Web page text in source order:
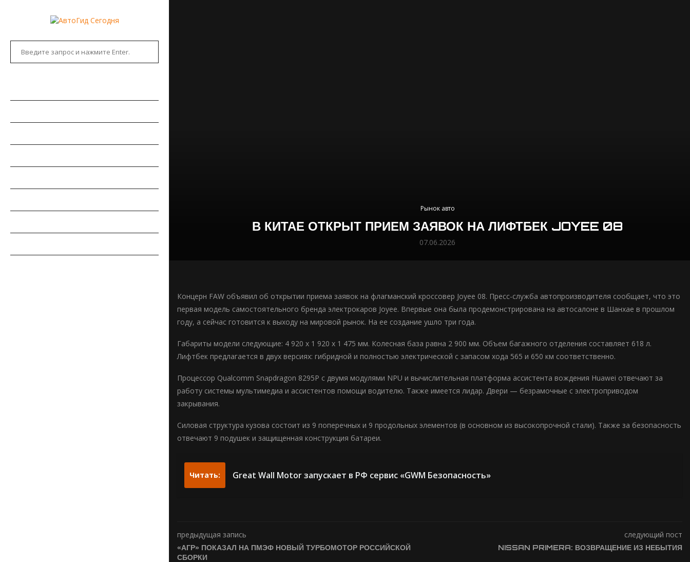
Рынок авто
В КИТАЕ ОТКРЫТ ПРИЕМ ЗАЯВОК НА ЛИФТБЕК JOYEE 08
07.06.2026
Концерн FAW объявил об открытии приема заявок на флагманский кроссовер Joyee 08. Пресс-служба автопроизводителя сообщает, что это
первая модель самостоятельного бренда электрокаров Joyee. Впервые она была продемонстрирована на автосалоне в Шанхае в прошлом
году, а сейчас готовится к выходу на мировой рынок. На ее создание ушло три года.
Габариты модели следующие: 4 920 х 1 920 х 1 475 мм. Колесная база равна 2 900 мм. Объем багажного отделения составляет 618 л.
Лифтбек предлагается в двух версиях: гибридной и полностью электрической с запасом хода 565 и 650 км соответственно.
Процессор Qualcomm Snapdragon 8295P с двумя модулями NPU и вычислительная платформа ассистента вождения Huawei отвечают за
работу системы мультимедиа и ассистентов помощи водителю. Также имеется лидар. Двери — безрамочные с электроприводом
закрывания.
Силовая структура кузова состоит из 9 поперечных и 9 продольных элементов (в основном из высокопрочной стали). Также за безопасность
отвечают 9 подушек и защищенная конструкция батареи.
Читать: Great Wall Motor запускает в РФ сервис «GWM Безопасность»
предыдущая запись
«АГР» ПОКАЗАЛ НА ПМЭФ НОВЫЙ ТУРБОМОТОР РОССИЙСКОЙ
СБОРКИ
следующий пост
NISSAN PRIMERA: ВОЗВРАЩЕНИЕ ИЗ НЕБЫТИЯ